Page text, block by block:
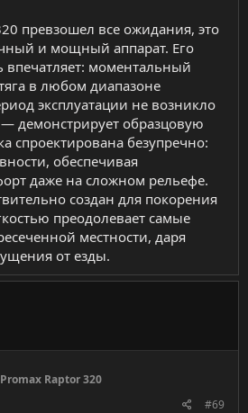
превзошел все ожидания, это
и мощный аппарат. Его
впечатляет: моментальный
в любом диапазоне
эксплуатации не возникло
демонстрирует образцовую
спроектирована безупречно:
обеспечивая
даже на сложном рельефе.
создан для покорения
преодолевает самые
местности, даря
от езды.
Raptor 320
#69